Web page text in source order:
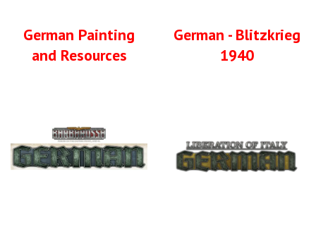
German Painting
and Resources
German - Blitzkrieg
1940